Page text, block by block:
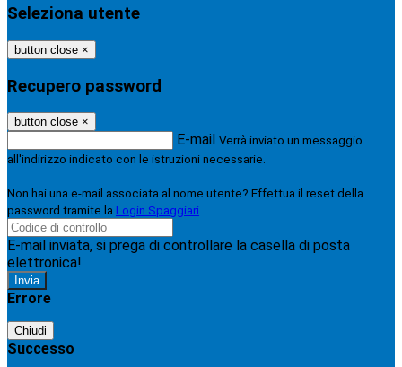
Seleziona utente
button close ×
Recupero password
button close ×
E-mail Verrà inviato un messaggio
all'indirizzo indicato con le istruzioni necessarie.
Non hai una e-mail associata al nome utente? Effettua il reset della
password tramite la Login Spaggiari
E-mail inviata, si prega di controllare la casella di posta
elettronica!
Errore
Chiudi
Successo